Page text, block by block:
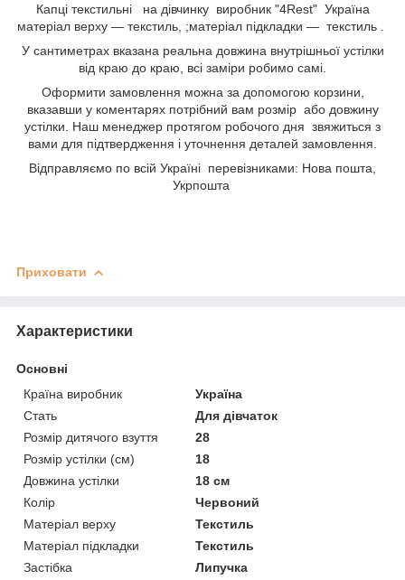
Капці текстильні на дівчинку виробник "4Rest" Україна
матеріал верху — текстиль, ;матеріал підкладки — текстиль
У сантиметрах вказана реальна довжина внутрішньої устілки
від краю до краю, всі заміри робимо самі.
Оформити замовлення можна за допомогою корзини,
вказавши у коментарях потрібний вам розмір або довжину
устілки. Наш менеджер протягом робочого дня звяжиться з
вами для підтвердження і уточнення деталей замовлення.
Відправляємо по всій Україні перевізниками: Нова пошта,
Укрпошта
Приховати
Характеристики
Основні
Країна виробник
Україна
Стать
Для дівчаток
Розмір дитячого взуття
28
Розмір устілки (см)
18
Довжина устілки
18 см
Колір
Червоний
Матеріал верху
Текстиль
Матеріал підкладки
Текстиль
Застібка
Липучка